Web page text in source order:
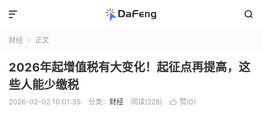


财经  正文
2026年起增值税有大变化！起征点再提高，这
些人能少缴税
2026-02-02 10:01:35 分类： 财经 阅读(228)  赞(0)